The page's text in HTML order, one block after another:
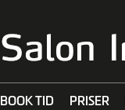
BOOK TID PRISER